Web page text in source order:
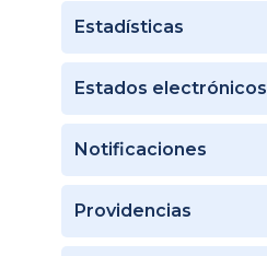
Estadísticas
Estados electrónicos
Notificaciones
Providencias